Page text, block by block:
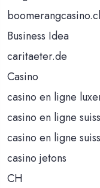
Business Idea
caritaeter.de
Casino
casino en ligne
casino en ligne
casino en ligne
casino jetons
CH